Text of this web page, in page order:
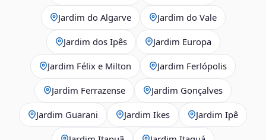
Jardim do Algarve Jardim do Vale
Jardim dos Ipês Jardim Europa
Jardim Félix e Milton Jardim Ferlópolis
Jardim Ferrazense Jardim Gonçalves
Jardim Guarani Jardim Ikes Jardim Ipê